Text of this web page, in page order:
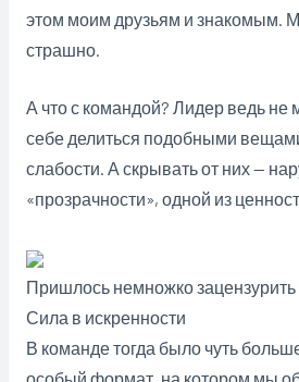
этом моим друзьям и знакомым.
страшно.
А что с командой? Лидер ведь не
себе делиться подобными
слабости. А скрывать от них —
«прозрачности», одной из
Пришлось немножко зацензурить
Сила в искренности
В команде тогда было чуть
особый формат, на котором мы